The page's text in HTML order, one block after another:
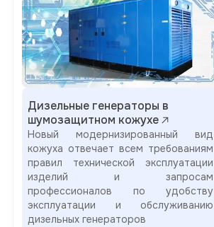
Дизельные генераторы в
шумозащитном кожухе
Новый модернизированный вид
кожуха отвечает всем требованиям
правил технической эксплуатации
изделий и запросам
профессионалов по удобству
эксплуатации и обслуживанию
дизельных генераторов